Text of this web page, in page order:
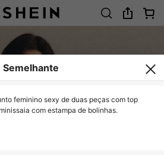
Semelhante
feminino sexy de duas peças com top
com estampa de bolinhas.